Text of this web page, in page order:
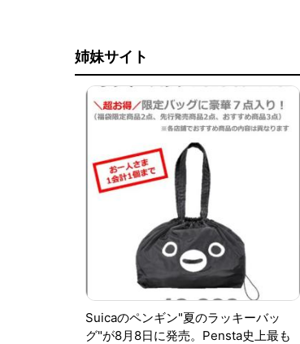
姉妹サイト
Suicaのペンギン"夏のラッキーバッ
グ"が8月8日に発売。Pensta史上最も